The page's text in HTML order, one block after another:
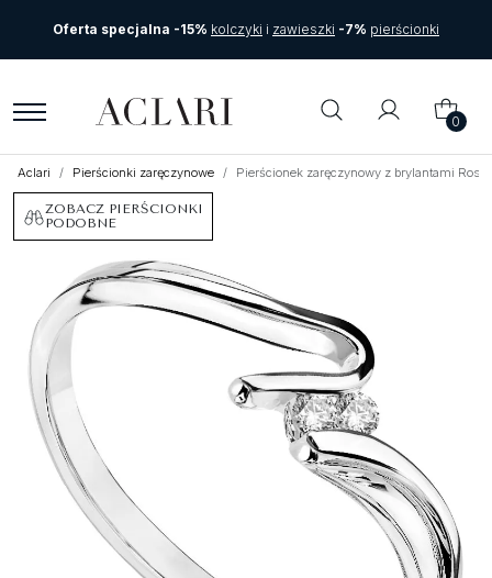
Oferta specjalna -15% kolczyki i zawieszki -7% pierścionki
0
Aclari Pierścionki zaręczynowe Pierścionek zaręczynowy z brylantami Roso
ZOBACZ PIERŚCIONKI
PODOBNE